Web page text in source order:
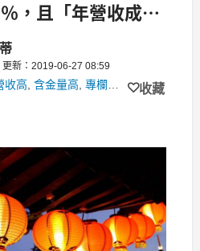
，且「年營收成
更新：2019-06-27 08:59
收高 含金量高 專欄作者文 ,價值型投
收藏